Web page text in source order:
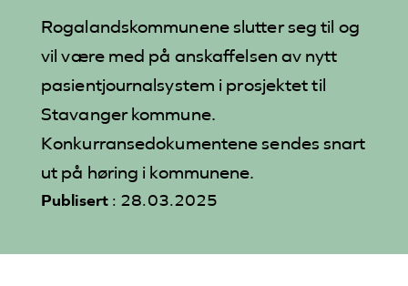
Rogalandskommunene slutter seg til og
vil være med på anskaffelsen av nytt
pasientjournalsystem i prosjektet til
Stavanger kommune.
Konkurransedokumentene sendes snart
ut på høring i kommunene.
Publisert: 28.03.2025